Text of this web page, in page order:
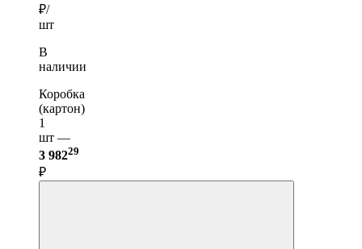
₽/
шт
В
наличии
Коробка
(картон)
1
шт —
3 98229
₽